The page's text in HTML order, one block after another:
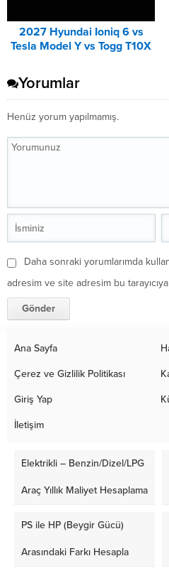
2027 Hyundai Ioniq 6 vs
Tesla Model Y vs Togg T10X
Yorumlar
Henüz yorum yapılmamış.
Daha sonraki yorumlarımda
adresim ve site adresim bu
Ana Sayfa
Çerez ve Gizlilik Politikası
Giriş Yap
İletişim
Elektrikli – Benzin/Dizel/LPG
Araç Yıllık Maliyet Hesaplama
PS ile HP (Beygir Gücü)
Arasındaki Farkı Hesapla